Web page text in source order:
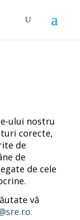
ului nostru
corecte,
de
de
de cele
vă
.